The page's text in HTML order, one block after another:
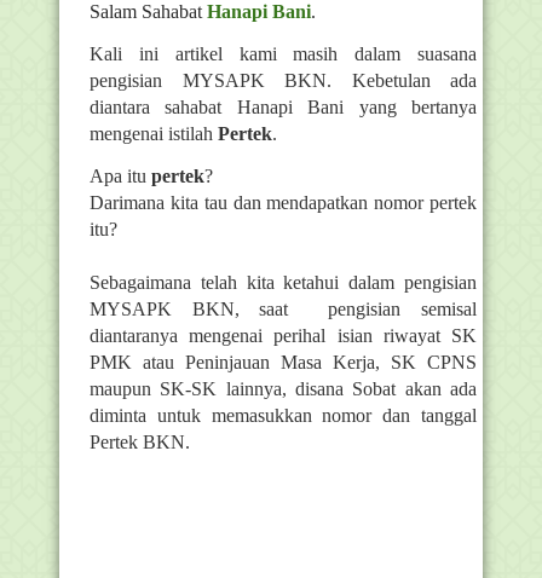
Salam Sahabat Hanapi Bani.
Kali ini artikel kami masih dalam suasana
pengisian MYSAPK BKN. Kebetulan ada
diantara sahabat Hanapi Bani yang bertanya
mengenai istilah Pertek.
Apa itu pertek?
Darimana kita tau dan mendapatkan nomor pertek
itu?
Sebagaimana telah kita ketahui dalam pengisian
MYSAPK BKN, saat pengisian semisal
diantaranya mengenai perihal isian riwayat SK
PMK atau Peninjauan Masa Kerja, SK CPNS
maupun SK-SK lainnya, disana Sobat akan ada
diminta untuk memasukkan nomor dan tanggal
Pertek BKN.